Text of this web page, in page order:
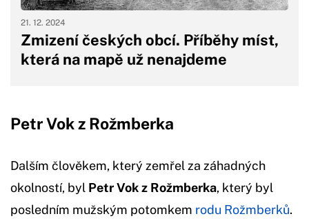
Zmizení českých obcí. Příběhy míst,
která na mapě už nenajdeme
21. 12. 2024
Petr Vok z Rožmberka
Dalším člověkem, který zemřel za záhadných
okolností, byl Petr Vok z Rožmberka, který byl
posledním mužským potomkem rodu Rožmberků.